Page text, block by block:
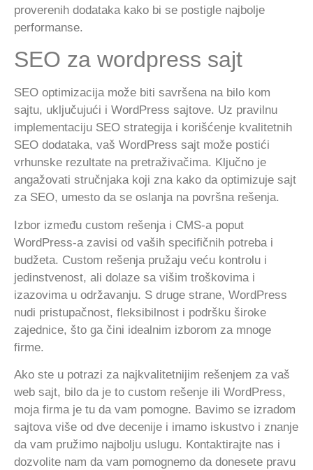
proverenih dodataka kako bi se postigle najbolje
performanse.
SEO za wordpress sajt
SEO optimizacija može biti savršena na bilo kom
sajtu, uključujući i WordPress sajtove. Uz pravilnu
implementaciju SEO strategija i korišćenje kvalitetnih
SEO dodataka, vaš WordPress sajt može postići
vrhunske rezultate na pretraživačima. Ključno je
angažovati stručnjaka koji zna kako da optimizuje sajt
za SEO, umesto da se oslanja na površna rešenja.
Izbor između custom rešenja i CMS-a poput
WordPress-a zavisi od vaših specifičnih potreba i
budžeta. Custom rešenja pružaju veću kontrolu i
jedinstvenost, ali dolaze sa višim troškovima i
izazovima u održavanju. S druge strane, WordPress
nudi pristupačnost, fleksibilnost i podršku široke
zajednice, što ga čini idealnim izborom za mnoge
firme.
Ako ste u potrazi za najkvalitetnijim rešenjem za vaš
web sajt, bilo da je to custom rešenje ili WordPress,
moja firma je tu da vam pomogne. Bavimo se izradom
sajtova više od dve decenije i imamo iskustvo i znanje
da vam pružimo najbolju uslugu. Kontaktirajte nas i
dozvolite nam da vam pomognemo da donesete pravu